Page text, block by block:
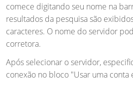
comece digitando seu nome na
resultados da pesquisa são
caracteres. O nome do servidor
corretora.
Após selecionar o servidor,
conexão no bloco "Usar uma conta